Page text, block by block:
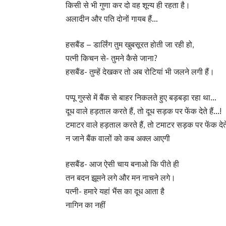
किसी से भी गुणा कर दो वह शून्य ही रहता है।
अलादीन और पति दोनों गायब हैं…
हसबैंड – डार्लिंग तुम खुबसूरत होती जा रही हो,
पत्नी किचन से- तुमने कैसे जाना?
हसबैंड- तुम्हें देखकर तो अब रोटियां भी जलने लगी हैं।
पप्पू गुस्से में बैंक से बाहर निकलते हुए बड़बड़ा रहा था…
दूध वाले हड़ताल करते हैं, तो दूध सड़क पर फेंक देते हैं…!
टमाटर वाले हड़ताल करते हैं, तो टमाटर सड़क पर फेंक
न जाने बैंक वालों को कब अक्ल आएगी
हसबैंड- आज ऐसी चाय बनाओ कि पीते ही
तन बदन झूमने लगे और मन नाचने लगे।
पत्नी- हमारे यहां भैंस का दूध आता है
नागिन का नहीं